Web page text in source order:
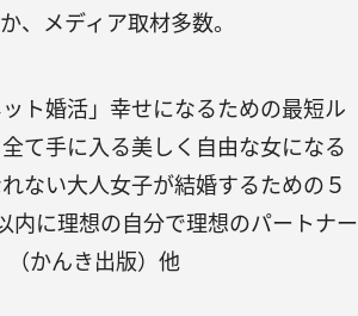
、メディア取材多数。
ト婚活」幸せになるための最短ル
て手に入る美しく自由な女になる
ない大人女子が結婚するための５
内に理想の自分で理想のパートナー
（かんき出版）他